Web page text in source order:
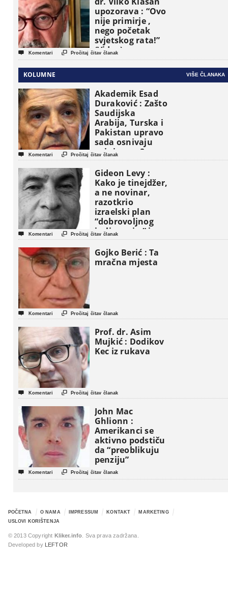
upozorava : “Ovo
nije primirje ,
nego početak
svjetskog rata!”
(Video)
 Komentari  Pročitaj čitav članak
KOLUMNE VIŠE ČLANAKA
Akademik Esad
Duraković : Zašto
Saudijska
Arabija, Turska i
Pakistan upravo
sada osnivaju
vojni savez?
 Komentari  Pročitaj čitav članak
Gideon Levy :
Kako je tinejdžer,
a ne novinar,
razotkrio
izraelski plan
“dobrovoljnog
iseljavanja ” iz
Gaze
 Komentari  Pročitaj čitav članak
Gojko Berić : Ta
mračna mjesta
 Komentari  Pročitaj čitav članak
Prof. dr. Asim
Mujkić : Dodikov
Kec iz rukava
 Komentari  Pročitaj čitav članak
John Mac
Ghlionn :
Amerikanci se
aktivno podstiču
da “preoblikuju
penziju”
 Komentari  Pročitaj čitav članak
POČETNA O NAMA IMPRESSUM KONTAKT
MARKETING
USLOVI KORIŠTENJA
© 2013 Copyright Kliker.info . Sva prava zadržana.
Developed by
LEFTOR